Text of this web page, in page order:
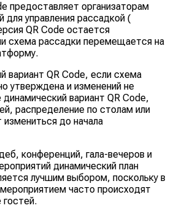
предоставляет организаторам
управления рассадкой (
QR Code остается
схема рассадки перемещается на
вариант QR Code, если схема
утверждена и изменений не
вариант QR Code,
распределение по столам или
до начала
конференций, гала-вечеров и
динамический план
лучшим выбором, поскольку в
часто происходят